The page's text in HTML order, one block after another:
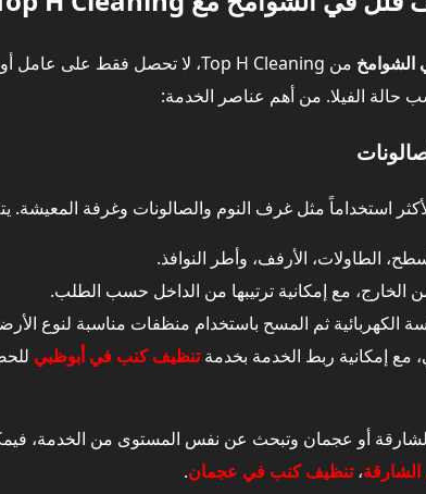
عدة طرق وليس طريقة واحدة فقط؟
في الشوامخ بين المجهود الشخصي والاستعانة بشركة متخصصة
من Top H Cleaning، لا تحصل فقط على عامل أو عاملة تنظيف، بل على
الفيلا. من أهم عناصر الخدمة:
استخداماً مثل غرف النوم والصالونات وغرفة المعيشة.
الطاولات، الأرفف، وأطر النوافذ.
مع إمكانية ترتيبها من الداخل حسب الطلب.
الكهربائية ثم المسح باستخدام منظفات مناسبة لنوع
مع إمكانية ربط الخدمة بخدمةتنظيف كنب في أبوظبي
الشارقة أو عجمان وتبحث عن نفس المستوى من الخدمة،
،تنظيف كنب في عجمان.